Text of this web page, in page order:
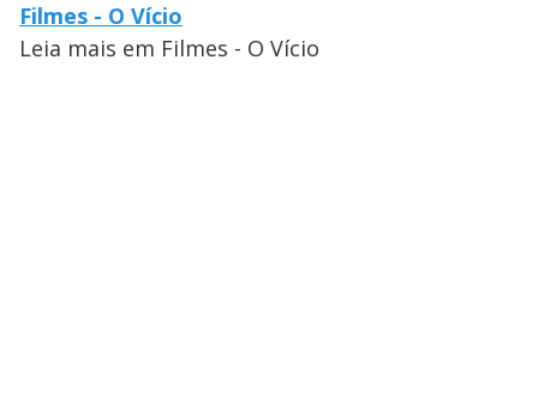
Filmes - O Vício
Leia mais em Filmes - O Vício